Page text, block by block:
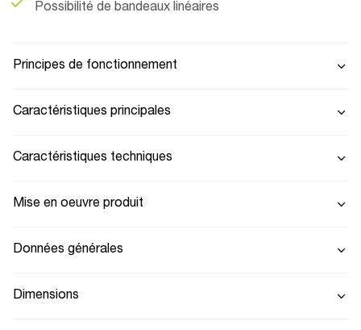
Possibilité de bandeaux linéaires
Principes de fonctionnement
Caractéristiques principales
Caractéristiques techniques
Mise en oeuvre produit
Données générales
Dimensions